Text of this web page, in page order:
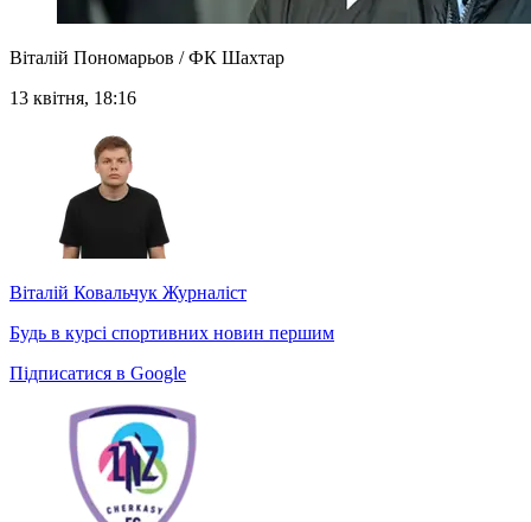
Віталій Пономарьов / ФК Шахтар
13 квітня, 18:16
Віталій Ковальчук Журналіст
Будь в курсі спортивних новин першим
Підписатися в Google